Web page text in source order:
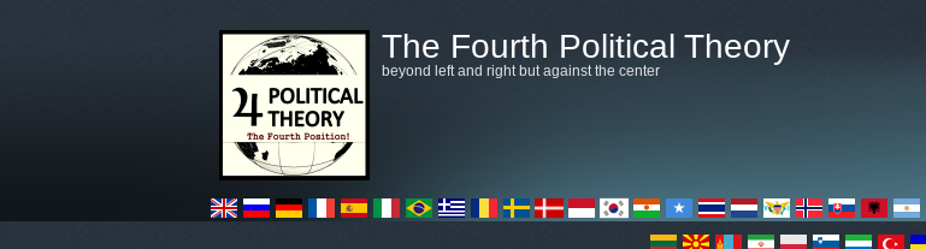
The Fourth Political Theory
beyond left and right but against the center